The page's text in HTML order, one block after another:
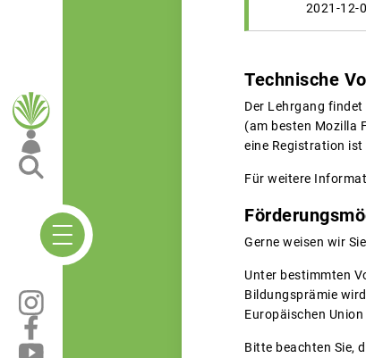
2021-12-
Technische
Der Lehrgang
(am besten Mozilla
eine Registration
Für weitere
Gerne weisen wir
Unter bestimmten
Bildungsprämie
Europäischen
Bitte beachten Sie,